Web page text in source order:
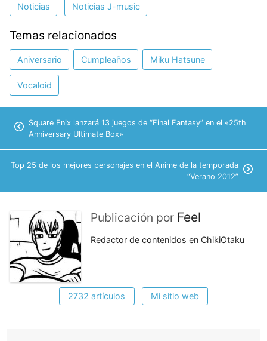
Noticias Noticias J-music
Temas relacionados
Aniversario Cumpleaños Miku Hatsune
Vocaloid
Square Enix lanzará 13 juegos de “Final Fantasy” en el «25th
Anniversary Ultimate Box»
Top 25 de los mejores personajes en el Anime de la temporada
“Verano 2012”
Publicación por Feel
Redactor de contenidos en ChikiOtaku
2732 artículos Mi sitio web